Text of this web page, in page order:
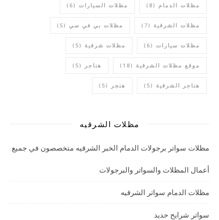
مظلات الدمام (8) مظلات السيارات (6)
مظلات الشرقية (7) مظلات بي في سي (5)
مظلات سيارات (6) مظلات شرقية (5)
موقع مظلات الشرقية (18) هناجر (5)
هناجر الشرقية (5) هنجر (5)
مظلات الشرقيه
مظلات سواتر برجولات الدمام الخبر الشرقيه متخصصون في جميع
أعمال المظلات والسواتر والبرجولات
مظلات الدمام سواتر الشرقيه
سواتر شرايح حديد